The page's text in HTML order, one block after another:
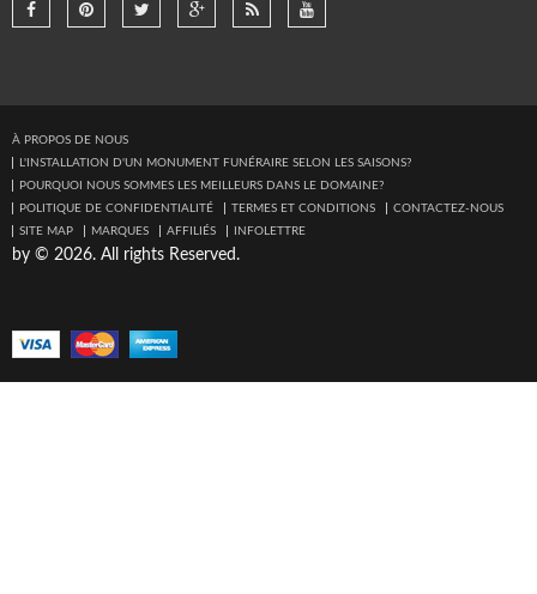
À PROPOS DE NOUS
L'INSTALLATION D'UN MONUMENT FUNÉRAIRE SELON LES SAISONS?
POURQUOI NOUS SOMMES LES MEILLEURS DANS LE DOMAINE?
POLITIQUE DE CONFIDENTIALITÉ
TERMES ET CONDITIONS
CONTACTEZ-NOUS
SITE MAP
MARQUES AFFILIÉS INFOLETTRE
by © 2026. All rights Reserved.